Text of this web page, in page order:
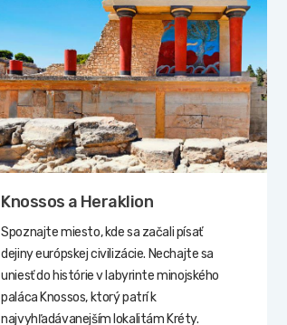
Knossos a Heraklion
Spoznajte miesto, kde sa začali písať
dejiny európskej civilizácie. Nechajte sa
uniesť do histórie v labyrinte minojského
paláca Knossos, ktorý patrí k
najvyhľadávanejším lokalitám Kréty.